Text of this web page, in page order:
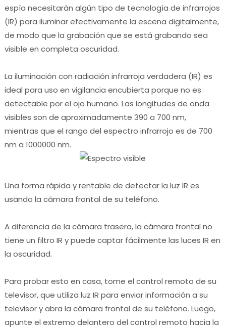
espía necesitarán algún tipo de tecnología de infrarrojos
(IR) para iluminar efectivamente la escena digitalmente,
de modo que la grabación que se está grabando sea
visible en completa oscuridad.
La iluminación con radiación infrarroja verdadera (IR) es
ideal para uso en vigilancia encubierta porque no es
detectable por el ojo humano. Las longitudes de onda
visibles son de aproximadamente 390 a 700 nm,
mientras que el rango del espectro infrarrojo es de 700
nm a 1000000 nm.
Una forma rápida y rentable de detectar la luz IR es
usando la cámara frontal de su teléfono.
A diferencia de la cámara trasera, la cámara frontal no
tiene un filtro IR y puede captar fácilmente las luces IR en
la oscuridad.
Para probar esto en casa, tome el control remoto de su
televisor, que utiliza luz IR para enviar información a su
televisor y abra la cámara frontal de su teléfono. Luego,
apunte el extremo delantero del control remoto hacia la